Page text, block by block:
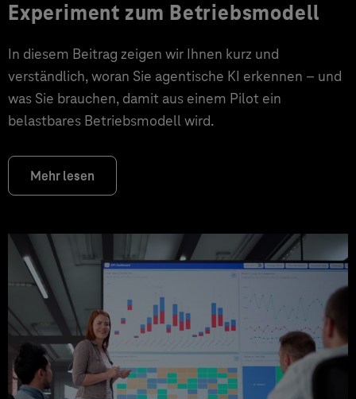
Experiment zum Betriebsmodell
In diesem Beitrag zeigen wir Ihnen kurz und
verständlich, woran Sie agentische KI erkennen – und
was Sie brauchen, damit aus einem Pilot ein
belastbares Betriebsmodell wird.
Mehr lesen